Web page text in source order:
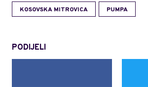
KOSOVSKA MITROVICA PUMPA
PODIJELI